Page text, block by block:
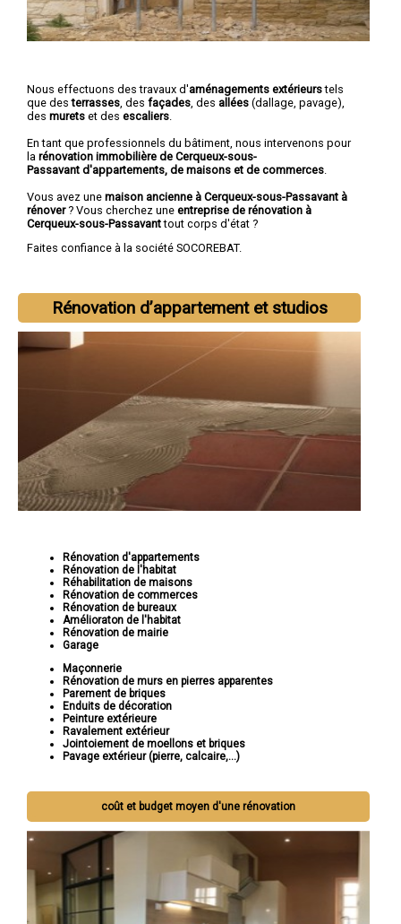
Nous effectuons des travaux d'aménagements extérieurstels
que desterrasses , des façades , des allées (dallage, pavage),
des murets et des escaliers
En tant que professionnels du bâtiment, nous intervenons pour
la rénovation immobilière de Cerqueux-sous-
Passavant d'appartements, de maisons et de commerces
Vous avez une maison ancienne à Cerqueux-sous-Passavant à
rénover? Vous cherchez une entreprise de rénovation à
Cerqueux-sous-Passavanttout corps d'état ?
Faites confiance à la société SOCOREBAT.
Rénovation d’appartement et studios
Rénovation d'appartements
Rénovation de l'habitat
Réhabilitation de maisons
Rénovation de commerces
Rénovation de bureaux
Amélioraton de l'habitat
Rénovation de mairie
Garage
Maçonnerie
Rénovation de murs en pierres apparentes
Parement de briques
Enduits de décoration
Peinture extérieure
Ravalement extérieur
Jointoiement de moellons et briques
Pavage extérieur (pierre, calcaire,...)
coût et budget moyen d'une rénovation